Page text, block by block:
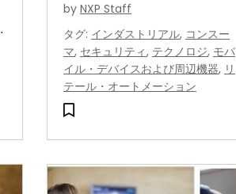
become the ‘remote
control for our lives’.
by NXP Staff
タグ: インダストリアル, コンスー
マ, セキュリティ, テクノロジ, モバ
イル・デバイスおよび周辺機器, リ
テール・オートメーション